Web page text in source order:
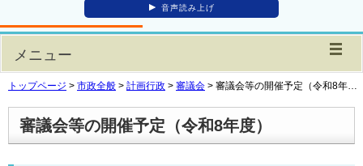
音声読み上げ
メニュー
トップページ > 市政全般 > 計画行政 > 審議会 > 審議会等の開催予定（令和8年…
審議会等の開催予定（令和8年度）